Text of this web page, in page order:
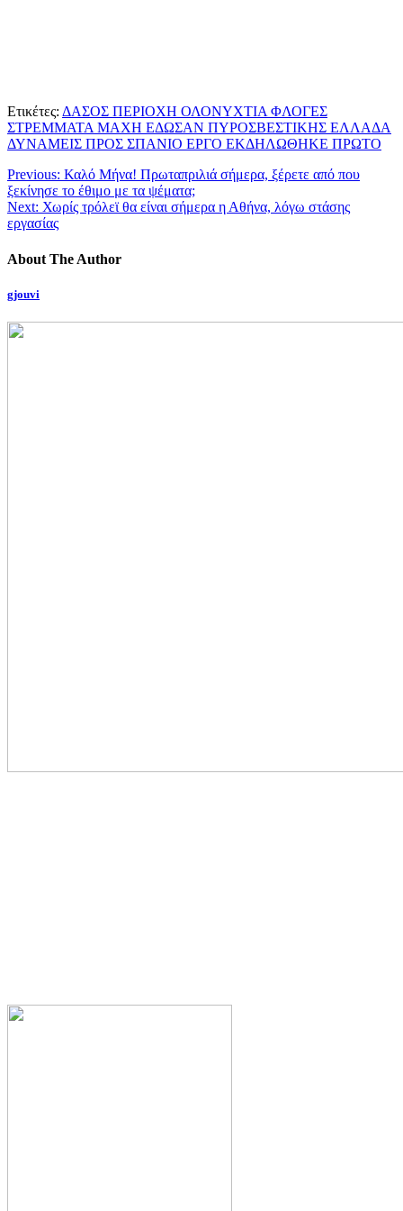
Ετικέτες: ΔΑΣΟΣ ΠΕΡΙΟΧΗ ΟΛΟΝΥΧΤΙΑ ΦΛΟΓΕΣ
ΣΤΡΕΜΜΑΤΑ ΜΑΧΗ ΕΔΩΣΑΝ ΠΥΡΟΣΒΕΣΤΙΚΗΣ ΕΛΛΑΔΑ
ΔΥΝΑΜΕΙΣ ΠΡΟΣ ΣΠΑΝΙΟ ΕΡΓΟ ΕΚΔΗΛΩΘΗΚΕ ΠΡΩΤΟ
Previous: Καλό Μήνα! Πρωταπριλιά σήμερα, ξέρετε από που
ξεκίνησε το έθιμο με τα ψέματα;
Next: Χωρίς τρόλεϊ θα είναι σήμερα η Αθήνα, λόγω στάσης
εργασίας
About The Author
gjouvi